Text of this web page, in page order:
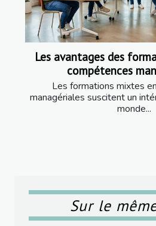
Les avantages des
compétences
Les formations mixtes
managériales suscitent un
monde...
Sur le